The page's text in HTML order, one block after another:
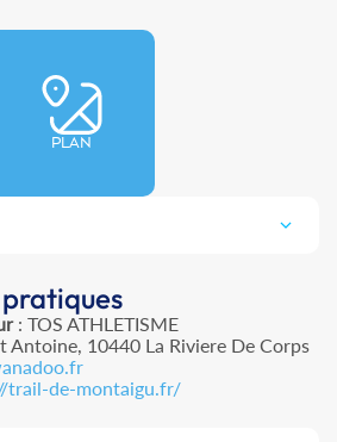
PLAN
: TOS ATHLETISME
Antoine, 10440 La Riviere De Corps
trail-de-montaigu.fr/